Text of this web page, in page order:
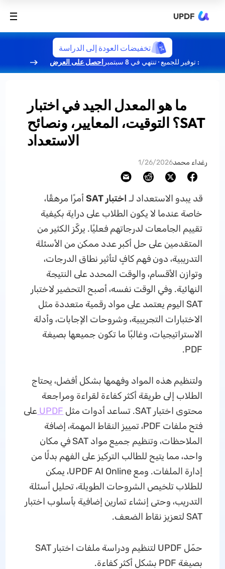
UPDF
تخفيضات العودة إلى الدراسة
: توفير للجميع · تنتهي في 8 سبتمبر احصل على العرض
ما هو المعدل الجيد في اختبار
SAT؟ التوقيت، المعايير، ونصائح
الاستعداد
رغداء محمد1/26/2026
قد يبدو الاستعداد لـ اختبار SAT
أمرًا مرهقًا،
خاصة عندما لا يكون الطلاب على دراية بكيفية
تقييم الجامعات لدرجاتهم فعليًا. يركّز الكثير من
المتقدمين على حل أكبر عدد ممكن من الأسئلة
التدريبية، دون فهم كافٍ لتأثير نطاق الدرجات،
وتوازن الأقسام، والوقت المحدد على النتيجة
النهائية. وفي الوقت نفسه، أصبح التحضير لاختبار
SAT اليوم يعتمد على مواد رقمية متعددة مثل
الاختبارات التجريبية، وشروحات الإجابات، وأدلة
الاستراتيجيات، وغالبًا ما تكون جميعها بصيغة
PDF.
ولتنظيم هذه المواد وفهمها بشكل أفضل، يحتاج
الطلاب إلى طريقة أكثر كفاءة لقراءة ومراجعة
محتوى اختبار SAT. تساعد أدوات مثل
UPDF على
فتح ملفات PDF، تمييز النقاط المهمة، إضافة
الملاحظات، وتنظيم جميع مواد SAT في مكان
واحد، مما يتيح للطالب التركيز على الفهم بدلًا من
إدارة الملفات. ومع UPDF AI Online، يمكن
للطلاب تلخيص الشروحات الطويلة، تحليل أسئلة
التدريب، وحتى إنشاء تمارين إضافية بأسلوب اختبار
SAT لتعزيز نقاط الضعف.
حمّل UPDF لتنظيم ودراسة ملفات اختبار SAT
بصيغة PDF بشكل أكثر كفاءة.